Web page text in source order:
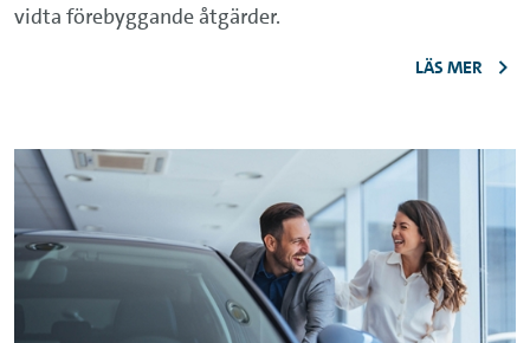
vidta förebyggande åtgärder.
LÄS MER